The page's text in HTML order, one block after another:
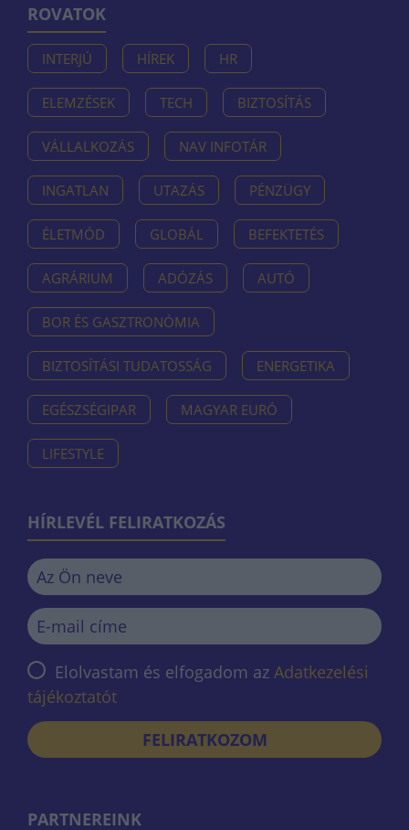
ROVATOK
INTERJÚ HÍREK HR
ELEMZÉSEK TECH BIZTOSÍTÁS
VÁLLALKOZÁS NAV INFOTÁR
INGATLAN UTAZÁS PÉNZÜGY
ÉLETMÓD GLOBÁL BEFEKTETÉS
AGRÁRIUM ADÓZÁS AUTÓ
BOR ÉS GASZTRONÓMIA
BIZTOSÍTÁSI TUDATOSSÁG ENERGETIKA
EGÉSZSÉGIPAR MAGYAR EURÓ
LIFESTYLE
HÍRLEVÉL FELIRATKOZÁS
Elolvastam és elfogadom az Adatkezelési
tájékoztatót
FELIRATKOZOM
PARTNEREINK